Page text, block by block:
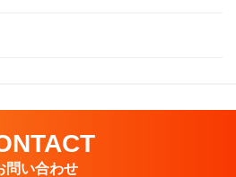
問い合わせ